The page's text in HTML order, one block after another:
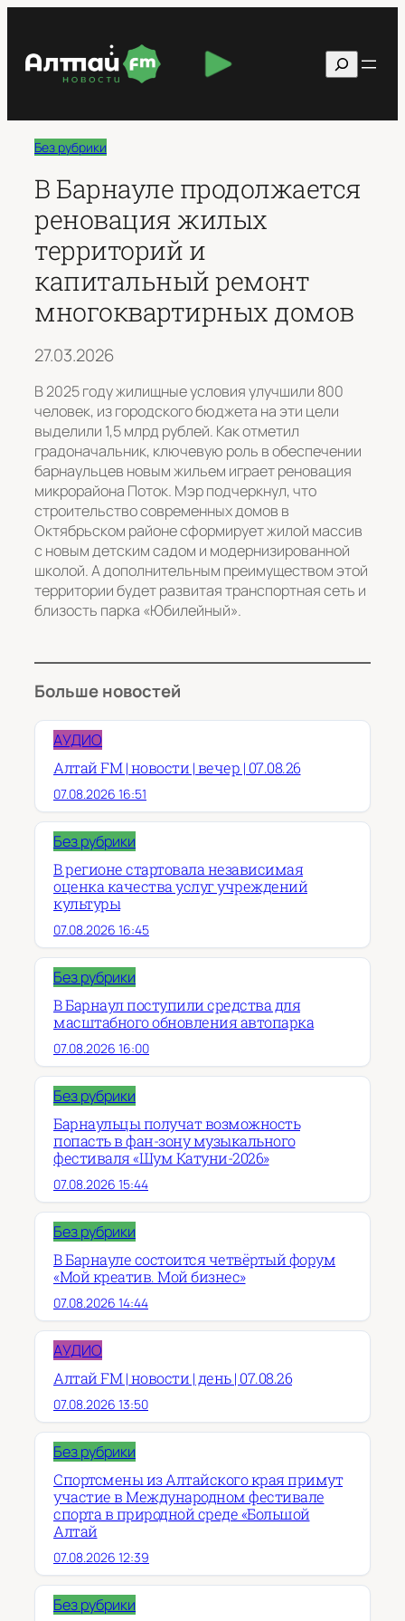
содержимому
Поиск
Без рубрики
В Барнауле продолжается
реновация жилых
территорий и
капитальный ремонт
многоквартирных домов
27.03.2026
В 2025 году жилищные условия улучшили 800
человек, из городского бюджета на эти цели
выделили 1,5 млрд рублей. Как отметил
градоначальник, ключевую роль в обеспечении
барнаульцев новым жильем играет реновация
микрорайона Поток. Мэр подчеркнул, что
строительство современных домов в
Октябрьском районе сформирует жилой массив
с новым детским садом и модернизированной
школой. А дополнительным преимуществом этой
территории будет развитая транспортная сеть и
близость парка «Юбилейный».
Больше новостей
АУДИО
Алтай FM | новости | вечер | 07.08.26
07.08.2026 16:51
Без рубрики
В регионе стартовала независимая
оценка качества услуг учреждений
культуры
07.08.2026 16:45
Без рубрики
В Барнаул поступили средства для
масштабного обновления автопарка
07.08.2026 16:00
Без рубрики
Барнаульцы получат возможность
попасть в фан-зону музыкального
фестиваля «Шум Катуни-2026»
07.08.2026 15:44
Без рубрики
В Барнауле состоится четвёртый форум
«Мой креатив. Мой бизнес»
07.08.2026 14:44
АУДИО
Алтай FM | новости | день | 07.08.26
07.08.2026 13:50
Без рубрики
Спортсмены из Алтайского края примут
участие в Международном фестивале
спорта в природной среде «Большой
Алтай
07.08.2026 12:39
Без рубрики